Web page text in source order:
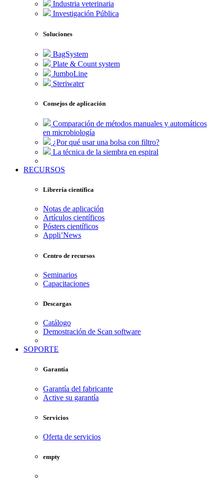
Industria veterinaria
Investigación Pública
Soluciones
BagSystem
Plate & Count system
JumboLine
Steriwater
Consejos de aplicación
Comparación de métodos manuales y automáticos
en microbiología
¿Por qué usar una bolsa con filtro?
La técnica de la siembra en espiral
RECURSOS
Librería científica
Notas de aplicación
Artículos científicos
Pósters científicos
Appli’News
Centro de recursos
Seminarios
Capacitaciones
Descargas
Catálogo
Demostración de Scan software
SOPORTE
Garantía
Garantía del fabricante
Active su garantía
Servicios
Oferta de servicios
empty